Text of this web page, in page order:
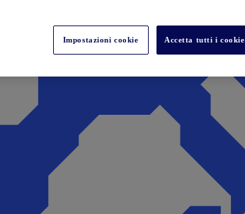
Impostazioni cookie Accetta tutti i cookie